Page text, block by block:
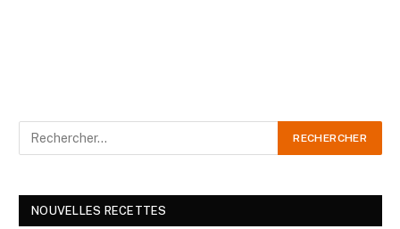
NOUVELLES RECETTES